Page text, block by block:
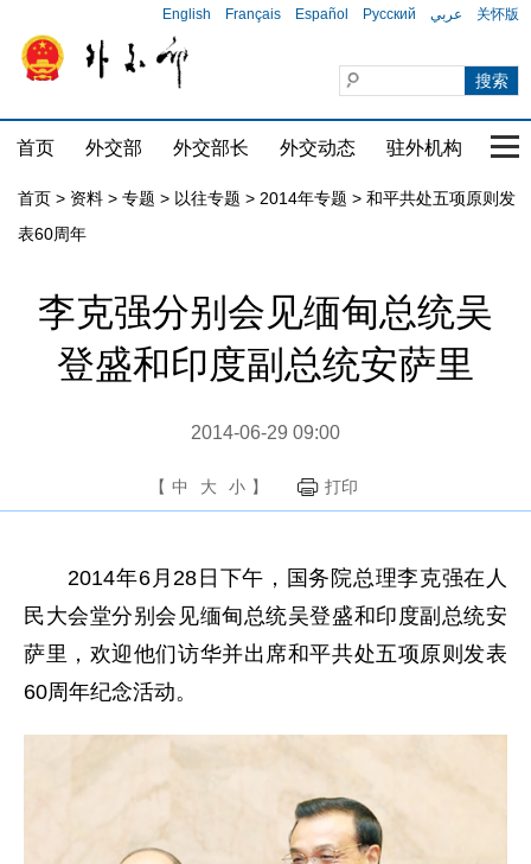
English Français Español Русский عربي 关怀版
首页 外交部 外交部长 外交动态 驻外机构 国
首页 > 资料 > 专题 > 以往专题 > 2014年专题 > 和平共处五项原则发
表60周年
李克强分别会见缅甸总统吴
登盛和印度副总统安萨里
2014-06-29 09:00
【 中 大 小 】 打印
2014年6月28日下午，国务院总理李克强在人
民大会堂分别会见缅甸总统吴登盛和印度副总统安
萨里，欢迎他们访华并出席和平共处五项原则发表
60周年纪念活动。